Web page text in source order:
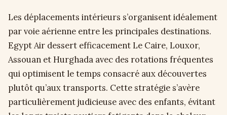
Les déplacements intérieurs s’organisent idéalement
par voie aérienne entre les principales destinations.
Egypt Air dessert efficacement Le Caire, Louxor,
Assouan et Hurghada avec des rotations fréquentes
qui optimisent le temps consacré aux découvertes
plutôt qu’aux transports. Cette stratégie s’avère
particulièrement judicieuse avec des enfants, évitant